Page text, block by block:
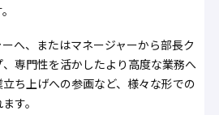
へ、またはマネージャーから部長ク
専門性を活かしたより高度な業務へ
ち上げへの参画など、様々な形での
す。